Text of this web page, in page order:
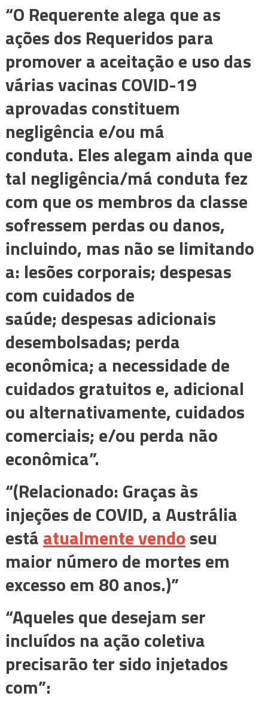
“O Requerente alega que as
ações dos Requeridos para
promover a aceitação e uso das
várias vacinas COVID-19
aprovadas constituem
negligência e/ou má
conduta. Eles alegam ainda que
tal negligência/má conduta fez
com que os membros da classe
sofressem perdas ou danos,
incluindo, mas não se limitando
a: lesões corporais; despesas
com cuidados de
saúde; despesas adicionais
desembolsadas; perda
econômica; a necessidade de
cuidados gratuitos e, adicional
ou alternativamente, cuidados
comerciais; e/ou perda não
econômica”.
“(Relacionado: Graças às
injeções de COVID, a Austrália
estáatualmente vendoseu
maior número de mortes em
excesso em 80 anos.)”
“Aqueles que desejam ser
incluídos na ação coletiva
precisarão ter sido injetados
com”: